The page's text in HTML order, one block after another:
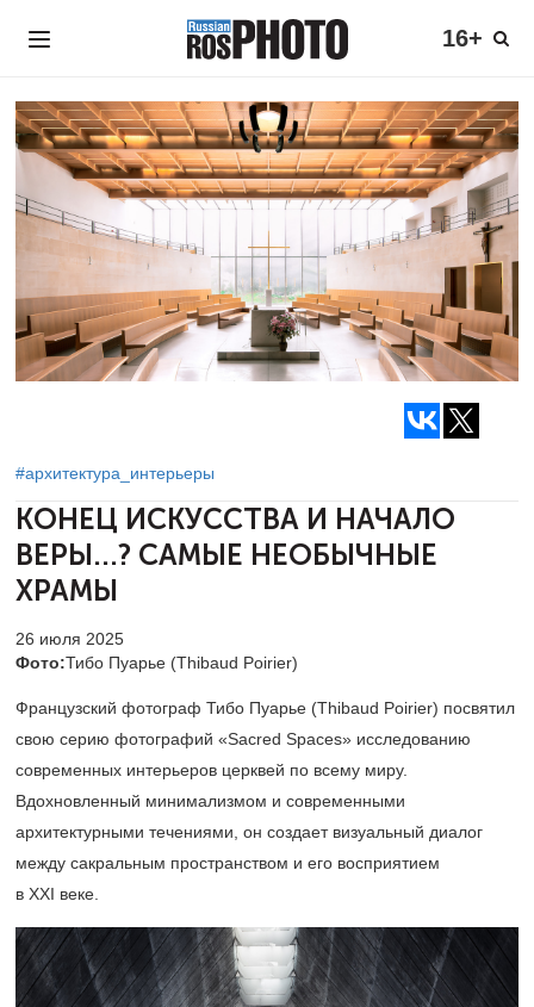
16+
#архитектура_интерьеры
КОНЕЦ ИСКУССТВА И НАЧАЛО
ВЕРЫ...? САМЫЕ НЕОБЫЧНЫЕ
ХРАМЫ
26 июля 2025
Фото:Тибо Пуарье (Thibaud Poirier)
Французский фотограф Тибо Пуарье (Thibaud Poirier) посвятил
свою серию фотографий «Sacred Spaces» исследованию
современных интерьеров церквей по всему миру.
Вдохновленный минимализмом и современными
архитектурными течениями, он создает визуальный диалог
между сакральным пространством и его восприятием
в XXI веке.